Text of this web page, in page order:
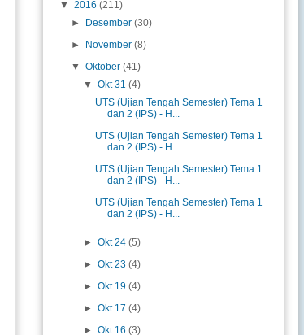
▼ 2016 (211)
►
Desember (30)
►
November (8)
▼Oktober (41)
▼ Okt 31 (4)
UTS (Ujian Tengah Semester) Tema 1
dan 2 (IPS) - H...
UTS (Ujian Tengah Semester) Tema 1
dan 2 (IPS) - H...
UTS (Ujian Tengah Semester) Tema 1
dan 2 (IPS) - H...
UTS (Ujian Tengah Semester) Tema 1
dan 2 (IPS) - H...
► Okt 24 (5)
► Okt 23 (4)
► Okt 19 (4)
► Okt 17 (4)
► Okt 16 (3)